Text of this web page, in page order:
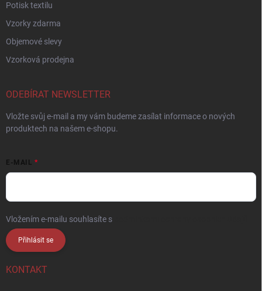
Potisk textilu
Vzorky zdarma
Objemové slevy
Vzorková prodejna
ODEBÍRAT NEWSLETTER
Vložte svůj e-mail a my vám budeme zasílat informace o nových
produktech na našem e-shopu.
E-MAIL
Vložením e-mailu souhlasíte s
Přihlásit se
KONTAKT